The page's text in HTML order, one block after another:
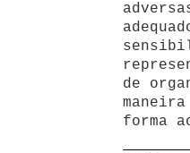
de
forma